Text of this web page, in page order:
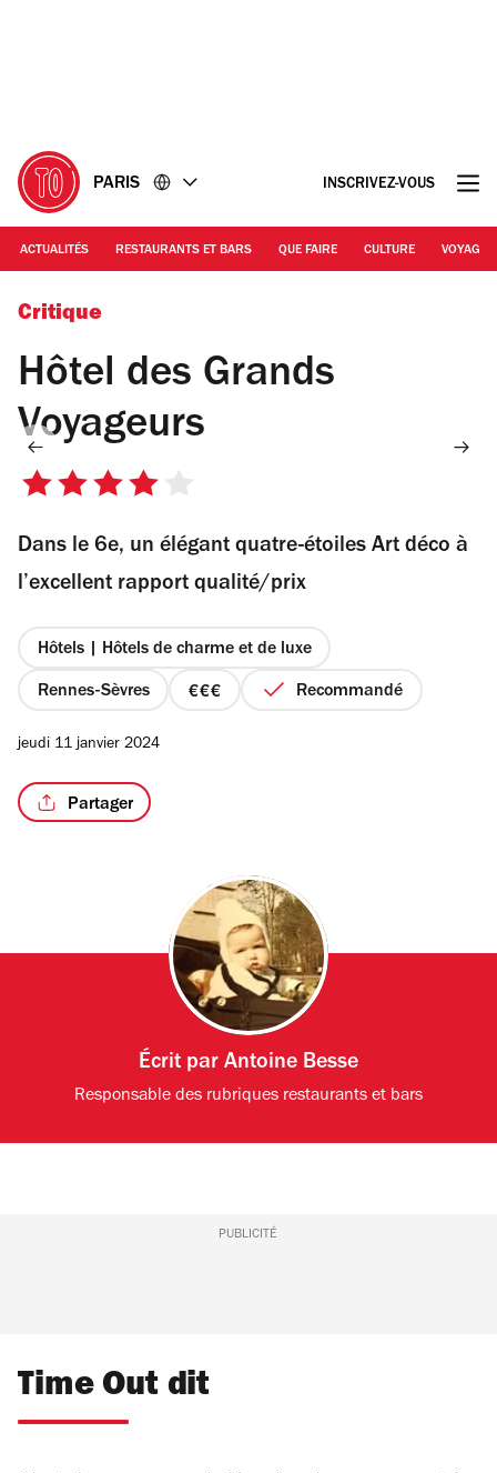
PARIS INSCRIVEZ-VOUS
ACTUALITÉS RESTAURANTS ET BARS QUE FAIRE CULTURE VOYAGE
Hôtel des Grands Voyageurs
Critique
Hôtel des Grands
Voyageurs
4
5
étoiles
Dans le 6e, un élégant quatre-étoiles Art déco à
l’excellent rapport qualité/prix
Hôtels | Hôtels de charme et de luxe
Rennes-Sèvres
prix
Recommandé
jeudi 11 janvier 2024
Partager
Écrit par Antoine Besse
Responsable des rubriques restaurants et bars
PUBLICITÉ
Time Out dit